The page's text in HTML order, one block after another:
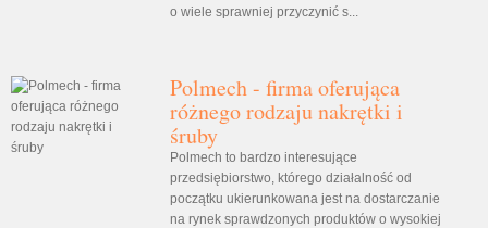
o wiele sprawniej przyczynić s...
Polmech - firma oferująca
różnego rodzaju nakrętki i
śruby
Polmech to bardzo interesujące
przedsiębiorstwo, którego działalność od
początku ukierunkowana jest na dostarczanie
na rynek sprawdzonych produktów o wysokiej